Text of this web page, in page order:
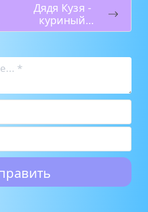
Дядя Кузя -
куриный
начальник